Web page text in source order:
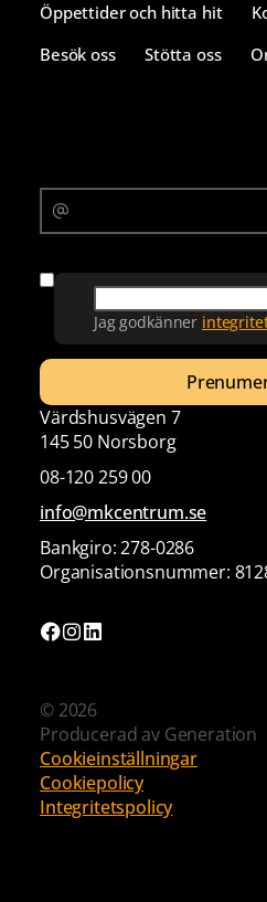
Öppettider och hitta hit
Besök oss
Stötta oss
Jag godkänner
Värdshusvägen 7
145 50 Norsborg
08-120 259 00
info@mkcentrum.se
Bankgiro: 278-0286
Organisationsnummer:
© 2026
Producerad av Generation
Cookieinställningar
Cookiepolicy
Integritetspolicy